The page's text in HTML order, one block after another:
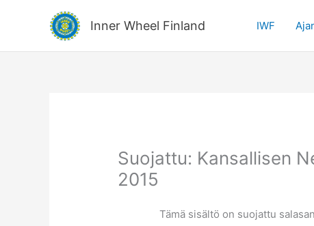
Inner Wheel Finland IWF
Suojattu: Kansallisen
2015
Tämä sisältö on suojattu